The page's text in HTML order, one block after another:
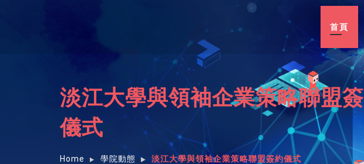
首頁
淡江大學與領袖企業策略聯盟
儀式
Home 學院動態 淡江大學與領袖企業策略聯盟簽約儀式